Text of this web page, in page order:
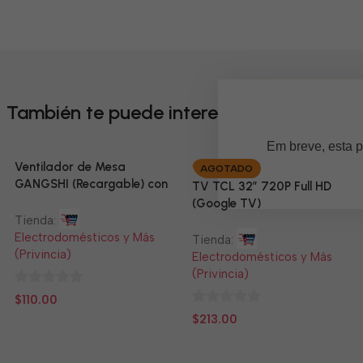
También te puede interesar
Ventilador de Mesa
GANGSHI (Recargable) con
Tienda:
Electrodomésticos y Más
(Privincia)
0
$110.00
AGOTADO
TV TCL 32” 720P Full HD
(Google TV)
Tienda:
Electrodomésticos y Más
(Privincia)
0
$213.00
Em breve, esta